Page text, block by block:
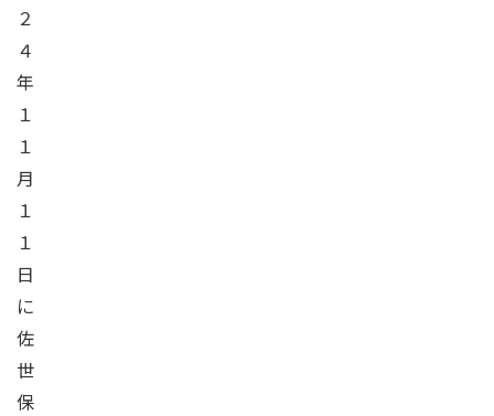
２
４
年
１
１
月
１
１
日
に
佐
世
保